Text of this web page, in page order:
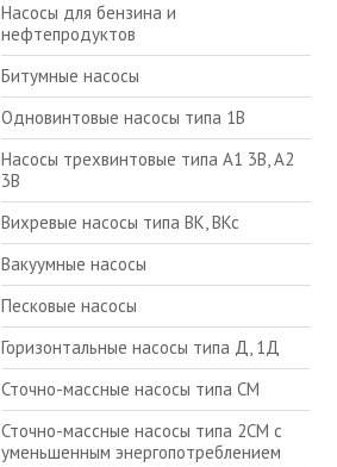
Насосы для бензина и
нефтепродуктов
Битумные насосы
Одновинтовые насосы типа 1В
Насосы трехвинтовые типа А1 3В, А2
3В
Вихревые насосы типа ВК, ВКс
Вакуумные насосы
Песковые насосы
Горизонтальные насосы типа Д, 1Д
Сточно-массные насосы типа СМ
Сточно-массные насосы типа 2СМ с
уменьшенным энергопотреблением